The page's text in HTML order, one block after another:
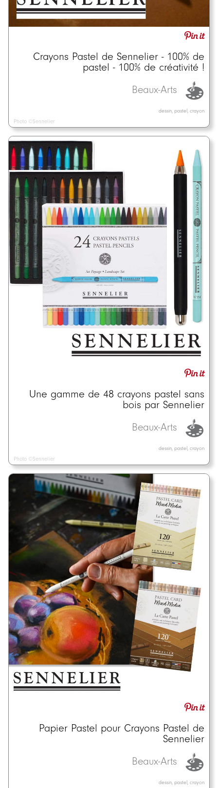
Crayons Pastel de Sennelier - 100% de
pastel - 100% de créativité !
Beaux-Arts
dessin, pastel, crayon
Photo ©Sennelier
Une gamme de 48 crayons pastel sans
bois par Sennelier
Beaux-Arts
dessin, pastel, crayon
Photo ©Sennelier
Papier Pastel pour Crayons Pastel de
Sennelier
Beaux-Arts
dessin, pastel, crayon